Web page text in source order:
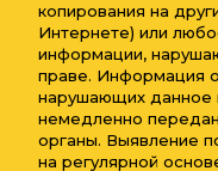
копирования на
Интернете) или
информации,
праве. Информация
нарушающих данное
немедленно
органы. Выявление
на регулярной